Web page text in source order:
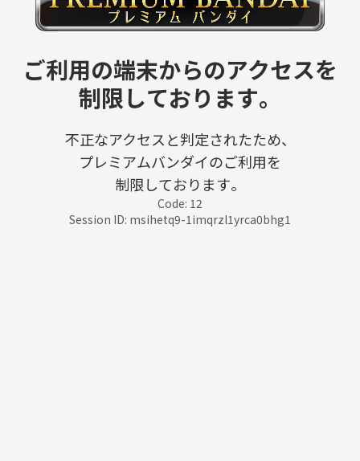
ご利用の端末からのアクセスを
制限しております。
不正なアクセスと判定されたため、
プレミアムバンダイのご利用を
制限しております。
Code: 12
Session ID: msihetq9-1imqrzl1yrca0bhg1